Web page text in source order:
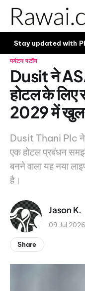
Stay updated with
पर्यटन पटोंग
Dusit ने
होटल के लिए
2029 में
Dusit Thani Plc
एक होटल प्रबंधन
बनने वाला यह नया
है।
Jason K.
09 Jul 2026
Share